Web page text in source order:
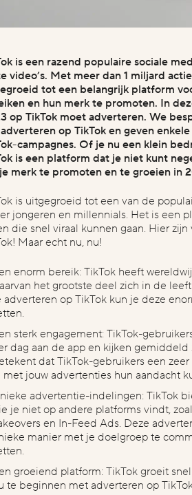
van je budget?
€25.000+
is een razend populaire sociale
video’s. Met meer dan 1 miljard
tot een belangrijk platform
en hun merk te promoten. In
op TikTok moet adverteren. We
op TikTok en geven
campagnes. Of je nu een klein
is een platform dat je niet kunt
merk te promoten en te groeien in
is uitgegroeid tot een van de
jongeren en millennials. Het is een
die snel viraal kunnen gaan. Hier
Maar echt nu, nu!
enorm bereik:TikTok heeft
het grootste deel zich in de
adverteren op TikTok kun je deze
sterk engagement:TikTok-
dag aan de app en kijken gemiddeld
dat TikTok-gebruikers een
met jouw advertenties hun aandacht
advertentie-indelingen: TikTok
je niet op andere platforms vindt,
en In-Feed Ads. Deze
manier met je doelgroep te
groeiend platform: TikTok groeit
te beginnen met adverteren op